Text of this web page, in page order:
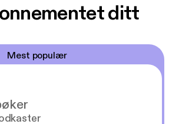
ditt
Mest populær